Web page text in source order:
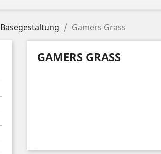
Basegestaltung Gamers Grass
GAMERS GRASS